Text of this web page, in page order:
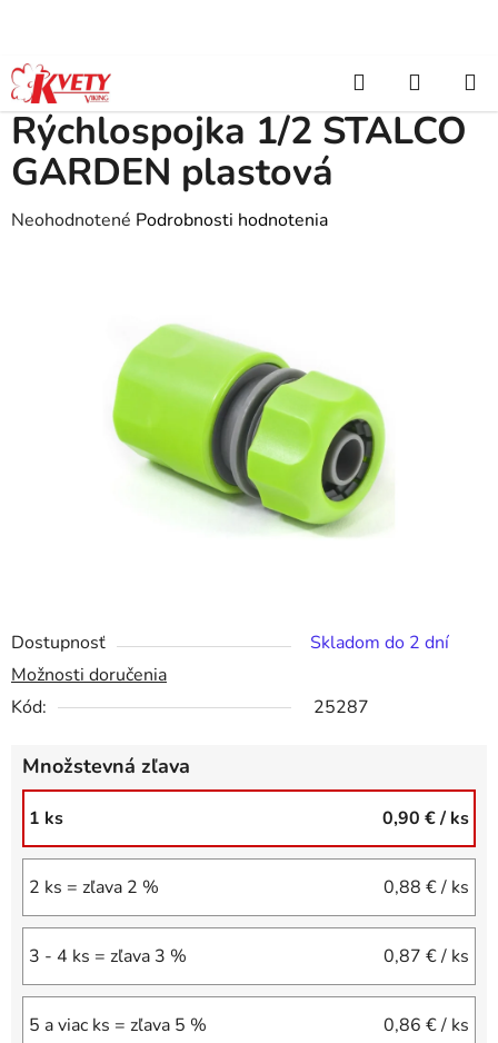
obsah
Hľadať
KOŠÍK
Domov / Záhradkárske potreby / Rýchlospojka 1/2
STALCO GARDEN plastová
Dostupnosť
Skladom do 2 dní
Možnosti doručenia
Kód:
25287
Množstevná zľava
1 ks 0,90 €/ ks
2 ks = zľava 2 % 0,88 €/ ks
3 - 4 ks = zľava 3 % 0,87 €/ ks
5 a viac ks = zľava 5 % 0,86 €/ ks
Rýchlospojka 1/2 STALCO
GARDEN plastová
Priemerné
Neohodnotené Podrobnosti hodnotenia